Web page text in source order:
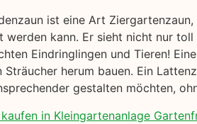
ist eine Art
werden kann. Er sieht nicht nur
Eindringlingen und Tieren!
Sträucher herum bauen. Ein
gestalten möchten,
in Kleingartenanlage